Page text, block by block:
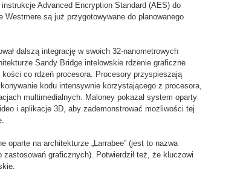
Advanced Encryption Standard (AES) do
są już przygotowywane do planowanego
dalszą integrację w swoich 32-nanometrowych
Sandy Bridge intelowskie rdzenie graficzne
co rdzeń procesora. Procesory przyspieszają
kodu intensywnie korzystającego z procesora,
multimedialnych. Maloney pokazał system oparty
i aplikacje 3D, aby zademonstrować możliwości tej
oparte na architekturze „Larrabee” (jest to nazwa
graficznych). Potwierdził też, że kluczowi